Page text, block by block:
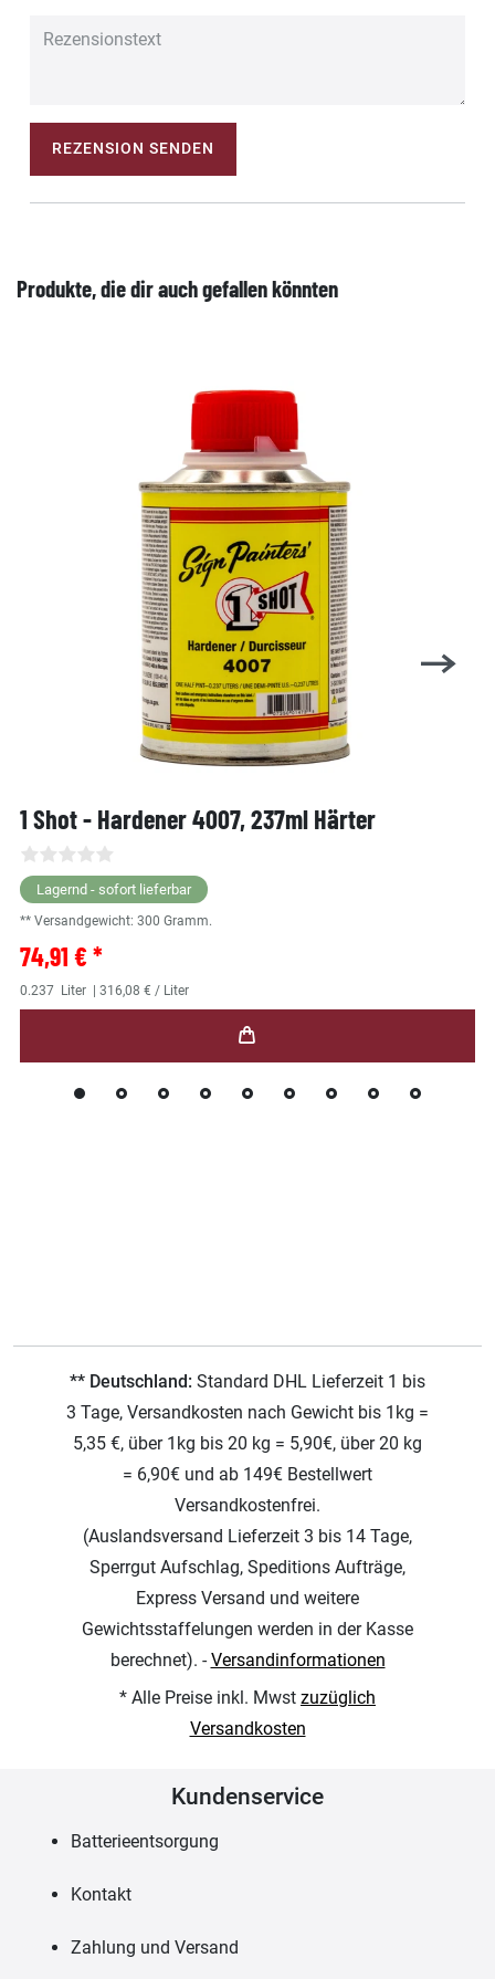
REZENSION SENDEN
Produkte, die dir auch gefallen könnten
1 Shot - Hardener 4007, 237ml Härter
Lagernd - sofort lieferbar
** Versandgewicht: 300 Gramm.
74,91 € *
0.237 Liter | 316,08 € / Liter
** Deutschland: Standard DHL Lieferzeit 1 bis
3 Tage, Versandkosten nach Gewicht bis 1kg =
5,35 €, über 1kg bis 20 kg = 5,90€, über 20 kg
= 6,90€ und ab 149€ Bestellwert
Versandkostenfrei.
(Auslandsversand Lieferzeit 3 bis 14 Tage,
Sperrgut Aufschlag, Speditions Aufträge,
Express Versand und weitere
Gewichtsstaffelungen werden in der Kasse
berechnet). -Versandinformationen
* Alle Preise inkl. Mwst zuzüglich
Versandkosten
Kundenservice
Batterieentsorgung
Kontakt
Zahlung und Versand